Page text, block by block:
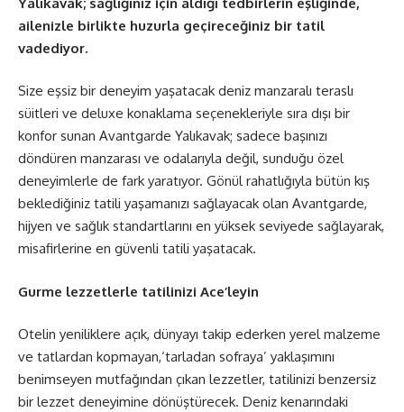
ailenizle birlikte huzurla geçireceğiniz bir tatil
vadediyor.
Size eşsiz bir deneyim yaşatacak deniz manzaralı teraslı
süitleri ve deluxe konaklama seçenekleriyle sıra dışı bir
konfor sunan Avantgarde Yalıkavak; sadece başınızı
döndüren manzarası ve odalarıyla değil, sunduğu özel
deneyimlerle de fark yaratıyor. Gönül rahatlığıyla bütün kış
beklediğiniz tatili yaşamanızı sağlayacak olan Avantgarde,
hijyen ve sağlık standartlarını en yüksek seviyede sağlayarak,
misafirlerine en güvenli tatili yaşatacak.
Gurme lezzetlerle tatilinizi Ace’leyin
Otelin yeniliklere açık, dünyayı takip ederken yerel malzeme
ve tatlardan kopmayan,‘tarladan sofraya’ yaklaşımını
benimseyen mutfağından çıkan lezzetler, tatilinizi benzersiz
bir lezzet deneyimine dönüştürecek. Deniz kenarındaki